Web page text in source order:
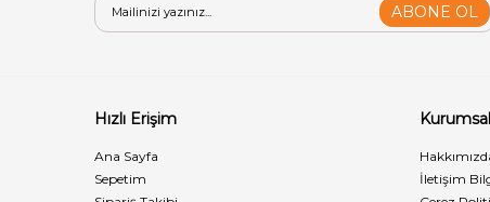
ABONE OL
Hızlı Erişim
Ana Sayfa
Sepetim
Kurumsal
İletişim